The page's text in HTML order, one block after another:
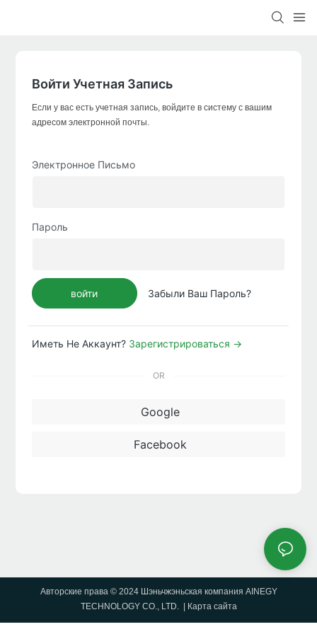
Войти Учетная Запись
Если у вас есть учетная запись, войдите в систему с вашим
адресом электронной почты.
Электронное Письмо
Пароль
войти Забыли Ваш Пароль?
Иметь Не Аккаунт? Зарегистрироваться →
OR
Google
Facebook
Авторские права © 2024 Шэньчжэньская компания AINEGY
TECHNOLOGY CO., LTD. |
Карта сайта